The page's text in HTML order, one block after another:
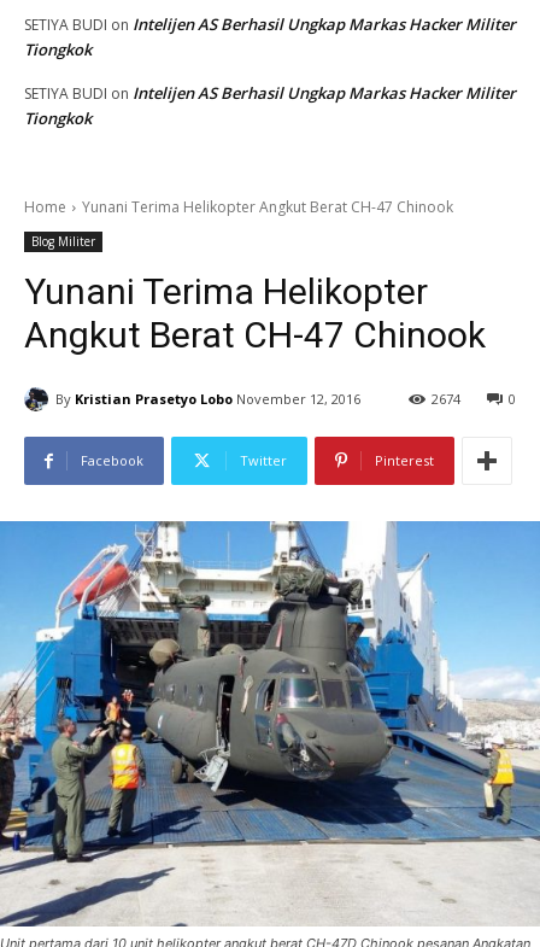
SETIYA BUDI on Intelijen AS Berhasil Ungkap Markas Hacker Militer
Tiongkok
SETIYA BUDI on Intelijen AS Berhasil Ungkap Markas Hacker Militer
Tiongkok